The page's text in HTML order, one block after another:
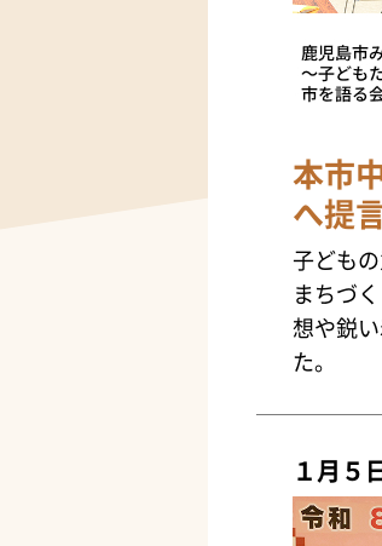
本市
へ提
子ども
まちづ
想や鋭
た。
１月５